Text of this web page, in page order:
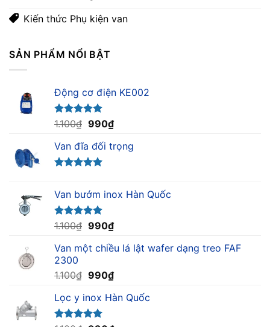
Kiến thức Phụ kiện van
SẢN PHẨM NỔI BẬT
Động cơ điện KE002
Được xếp
hạng5.00
5 sao
1.100₫ Giá
là:
1.100₫.
990₫Giá
tại
Van đĩa đối trọng
5 sao
Van bướm inox Hàn Quốc
Được xếp
hạng5.00
5 sao
1.100₫ Giá
là:
990₫Giá
tại
990₫.
Van một chiều lá lật wafer dạng treo FAF
2300
1.100₫ Giá
là:
1.100₫.
990₫Giá
tại
Lọc y inox Hàn Quốc